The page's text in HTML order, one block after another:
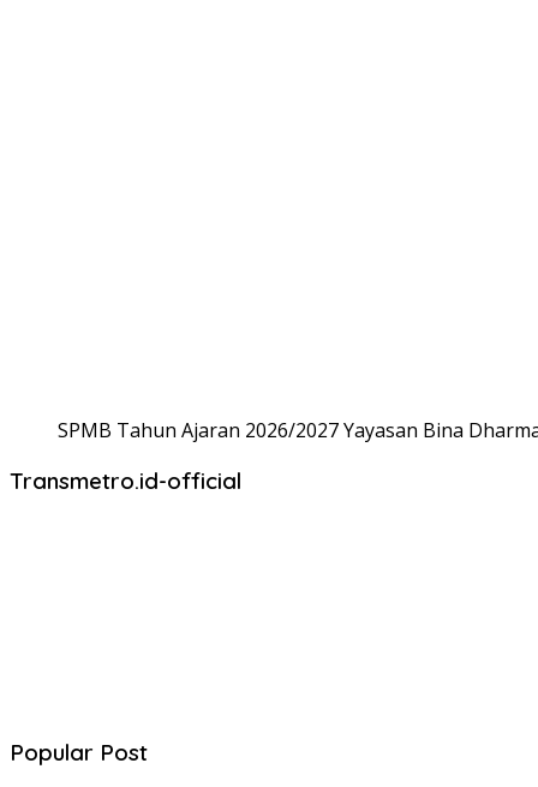
SPMB Tahun Ajaran 2026/2027 Yayasan Bina
Transmetro.id-official
Popular Post